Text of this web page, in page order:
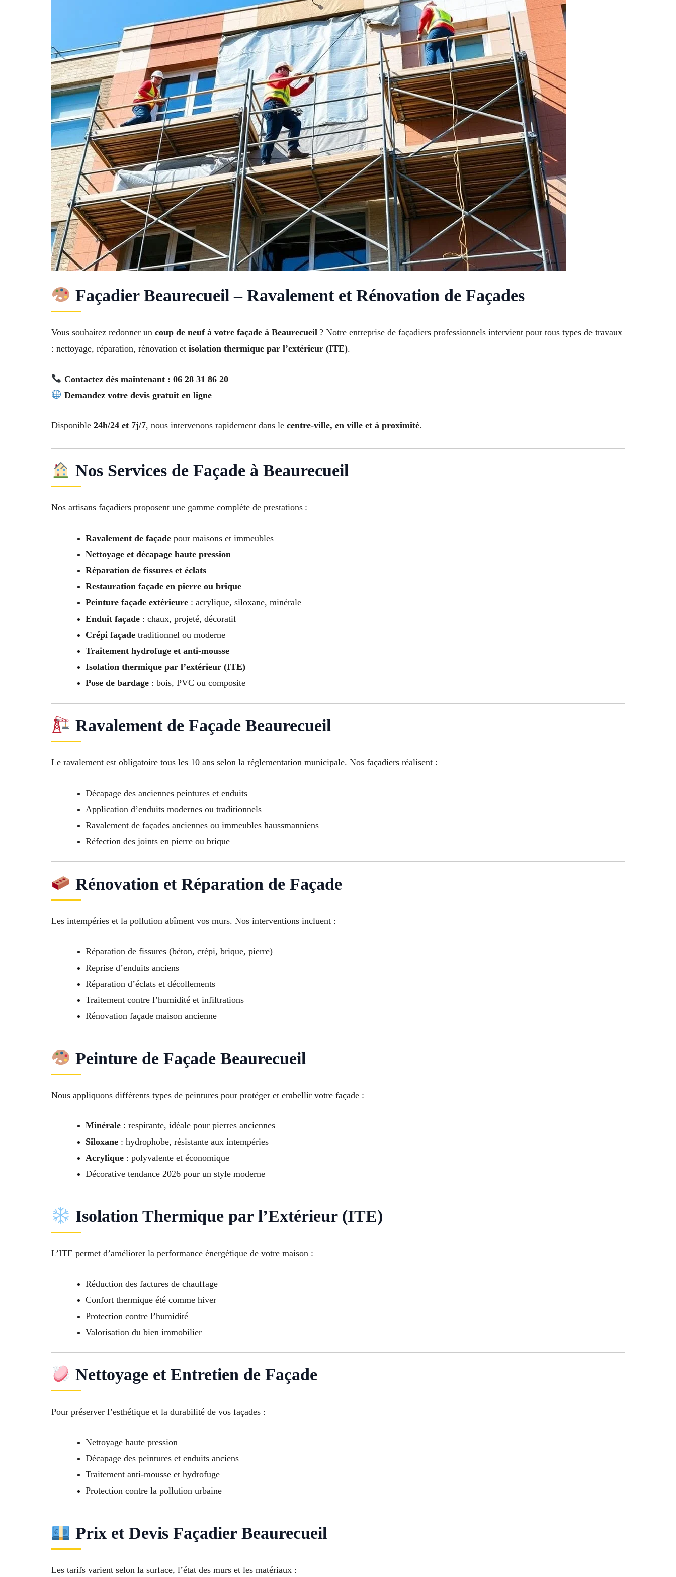
Façadier Beaurecueil – Ravalement et Rénovation de Façades
Vous souhaitez redonner un coup de neuf à votre façade à Beaurecueil ? Notre entreprise de façadiers professionnels intervient pour tous types de travaux
: nettoyage, réparation, rénovation et isolation thermique par l’extérieur (ITE).
Contactez dès maintenant : 06 28 31 86 20
Demandez votre devis gratuit en ligne
Disponible 24h/24 et 7j/7, nous intervenons rapidement dans le centre-ville, en ville et à proximité.
Nos Services de Façade à Beaurecueil
Nos artisans façadiers proposent une gamme complète de prestations :
Ravalement de façade pour maisons et immeubles
Nettoyage et décapage haute pression
Réparation de fissures et éclats
Restauration façade en pierre ou brique
Peinture façade extérieure : acrylique, siloxane, minérale
Enduit façade : chaux, projeté, décoratif
Crépi façade traditionnel ou moderne
Traitement hydrofuge et anti-mousse
Isolation thermique par l’extérieur (ITE)
Pose de bardage : bois, PVC ou composite
Ravalement de Façade Beaurecueil
Le ravalement est obligatoire tous les 10 ans selon la réglementation municipale. Nos façadiers réalisent :
Décapage des anciennes peintures et enduits
Application d’enduits modernes ou traditionnels
Ravalement de façades anciennes ou immeubles haussmanniens
Réfection des joints en pierre ou brique
Rénovation et Réparation de Façade
Les intempéries et la pollution abîment vos murs. Nos interventions incluent :
Réparation de fissures (béton, crépi, brique, pierre)
Reprise d’enduits anciens
Réparation d’éclats et décollements
Traitement contre l’humidité et infiltrations
Rénovation façade maison ancienne
Peinture de Façade Beaurecueil
Nous appliquons différents types de peintures pour protéger et embellir votre façade :
Minérale : respirante, idéale pour pierres anciennes
Siloxane : hydrophobe, résistante aux intempéries
Acrylique : polyvalente et économique
Décorative tendance 2026 pour un style moderne
Isolation Thermique par l’Extérieur (ITE)
L’ITE permet d’améliorer la performance énergétique de votre maison :
Réduction des factures de chauffage
Confort thermique été comme hiver
Protection contre l’humidité
Valorisation du bien immobilier
Nettoyage et Entretien de Façade
Pour préserver l’esthétique et la durabilité de vos façades :
Nettoyage haute pression
Décapage des peintures et enduits anciens
Traitement anti-mousse et hydrofuge
Protection contre la pollution urbaine
Prix et Devis Façadier Beaurecueil
Les tarifs varient selon la surface, l’état des murs et les matériaux :